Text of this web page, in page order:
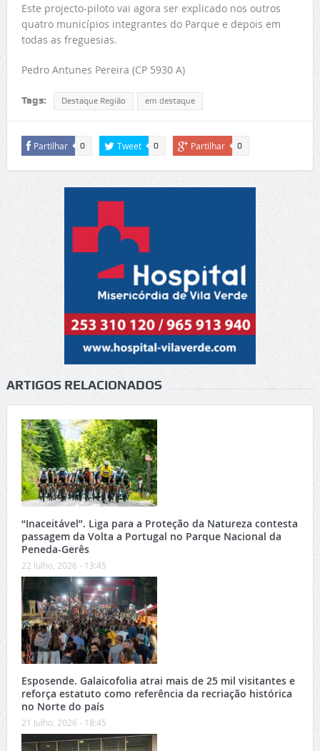
Este projecto-piloto vai agora ser explicado nos outros
quatro municípios integrantes do Parque e depois em
todas as freguesias.
Pedro Antunes Pereira (CP 5930 A)
Tags: Destaque Região em destaque
Partilhar 0 Tweet 0 Partilhar 0
ARTIGOS RELACIONADOS
“Inaceitável”. Liga para a Proteção da Natureza contesta
passagem da Volta a Portugal no Parque Nacional da
Peneda-Gerês
22 Julho, 2026 - 13:45
Esposende. Galaicofolia atrai mais de 25 mil visitantes e
reforça estatuto como referência da recriação histórica
no Norte do país
21 Julho, 2026 - 18:45